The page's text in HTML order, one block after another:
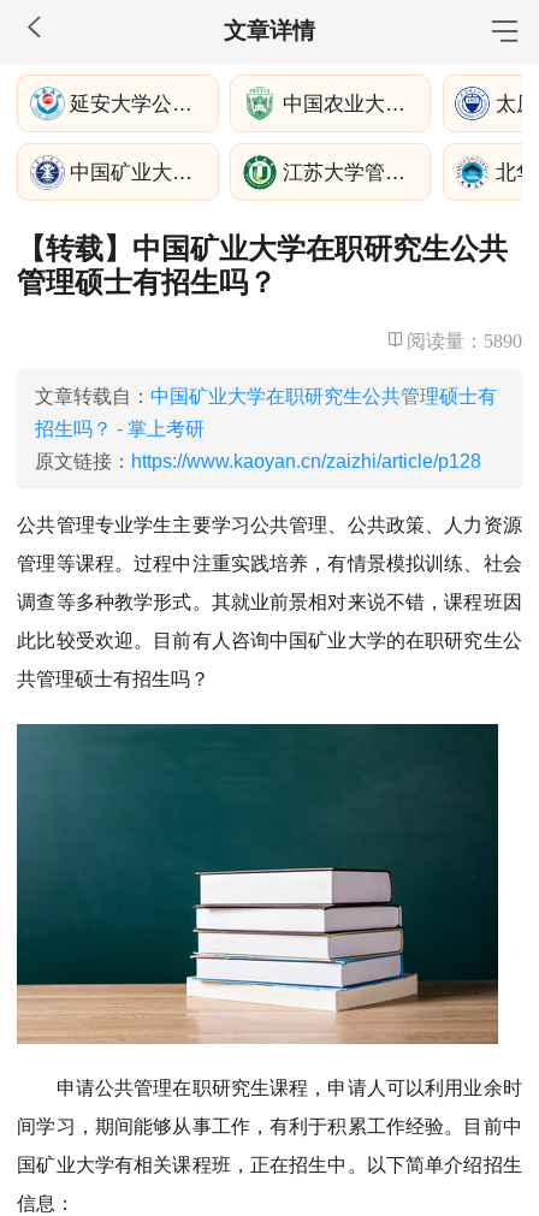
文章详情
MBA工商管理
院校库 考试报名 招生政策 学制学费
报名流程
考试真题
报考经验 招生简章
MEM工程管理
院校库 考试报名 招生政策
MPA公共管理
院校库 考试报名
院校库 考试报名 招生政策 学制学费
报名流程
考试真题
报考经验 招生简章
MTA旅游管理
延安大学公共管理学院 中国农业大学人文与发展学院 太
中国矿业大学公共管理学院 江苏大学管理学院 北
【转载】中国矿业大学在职研究生公共
管理硕士有招生吗？
阅读量： 5890
文章转载自： 中国矿业大学在职研究生公共管理硕士有
招生吗？ - 掌上考研
原文链接： https://www.kaoyan.cn/zaizhi/article/p128
公共管理专业学生主要学习公共管理、公共政策、人力资源
管理等课程。过程中注重实践培养，有情景模拟训练、社会
调查等多种教学形式。其就业前景相对来说不错，课程班因
此比较受欢迎。目前有人咨询中国矿业大学的在职研究生公
共管理硕士有招生吗？
申请公共管理在职研究生课程，申请人可以利用业余时
间学习，期间能够从事工作，有利于积累工作经验。
目前中
国矿业大学有相关课程班，正在招生中。
以下简单介绍招生
信息：